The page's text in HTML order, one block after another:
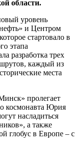
области.
уровень
и Центром
стартовало в
этапа
разработка трех
каждый из
места
пролегает
космонавта Юрия
насладиться
а также
глобус в Европе – с